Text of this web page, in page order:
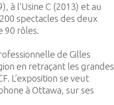
à l’Usine C (2013) et au
spectacles des deux
90 rôles.
de Gilles
en retraçant les grandes
L’exposition se veut
à Ottawa, sur ses